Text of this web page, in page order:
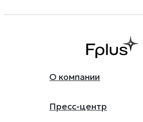
О компании
Пресс-центр